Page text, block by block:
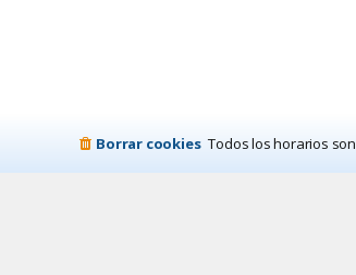
Todos los horarios son
Borrar cookies